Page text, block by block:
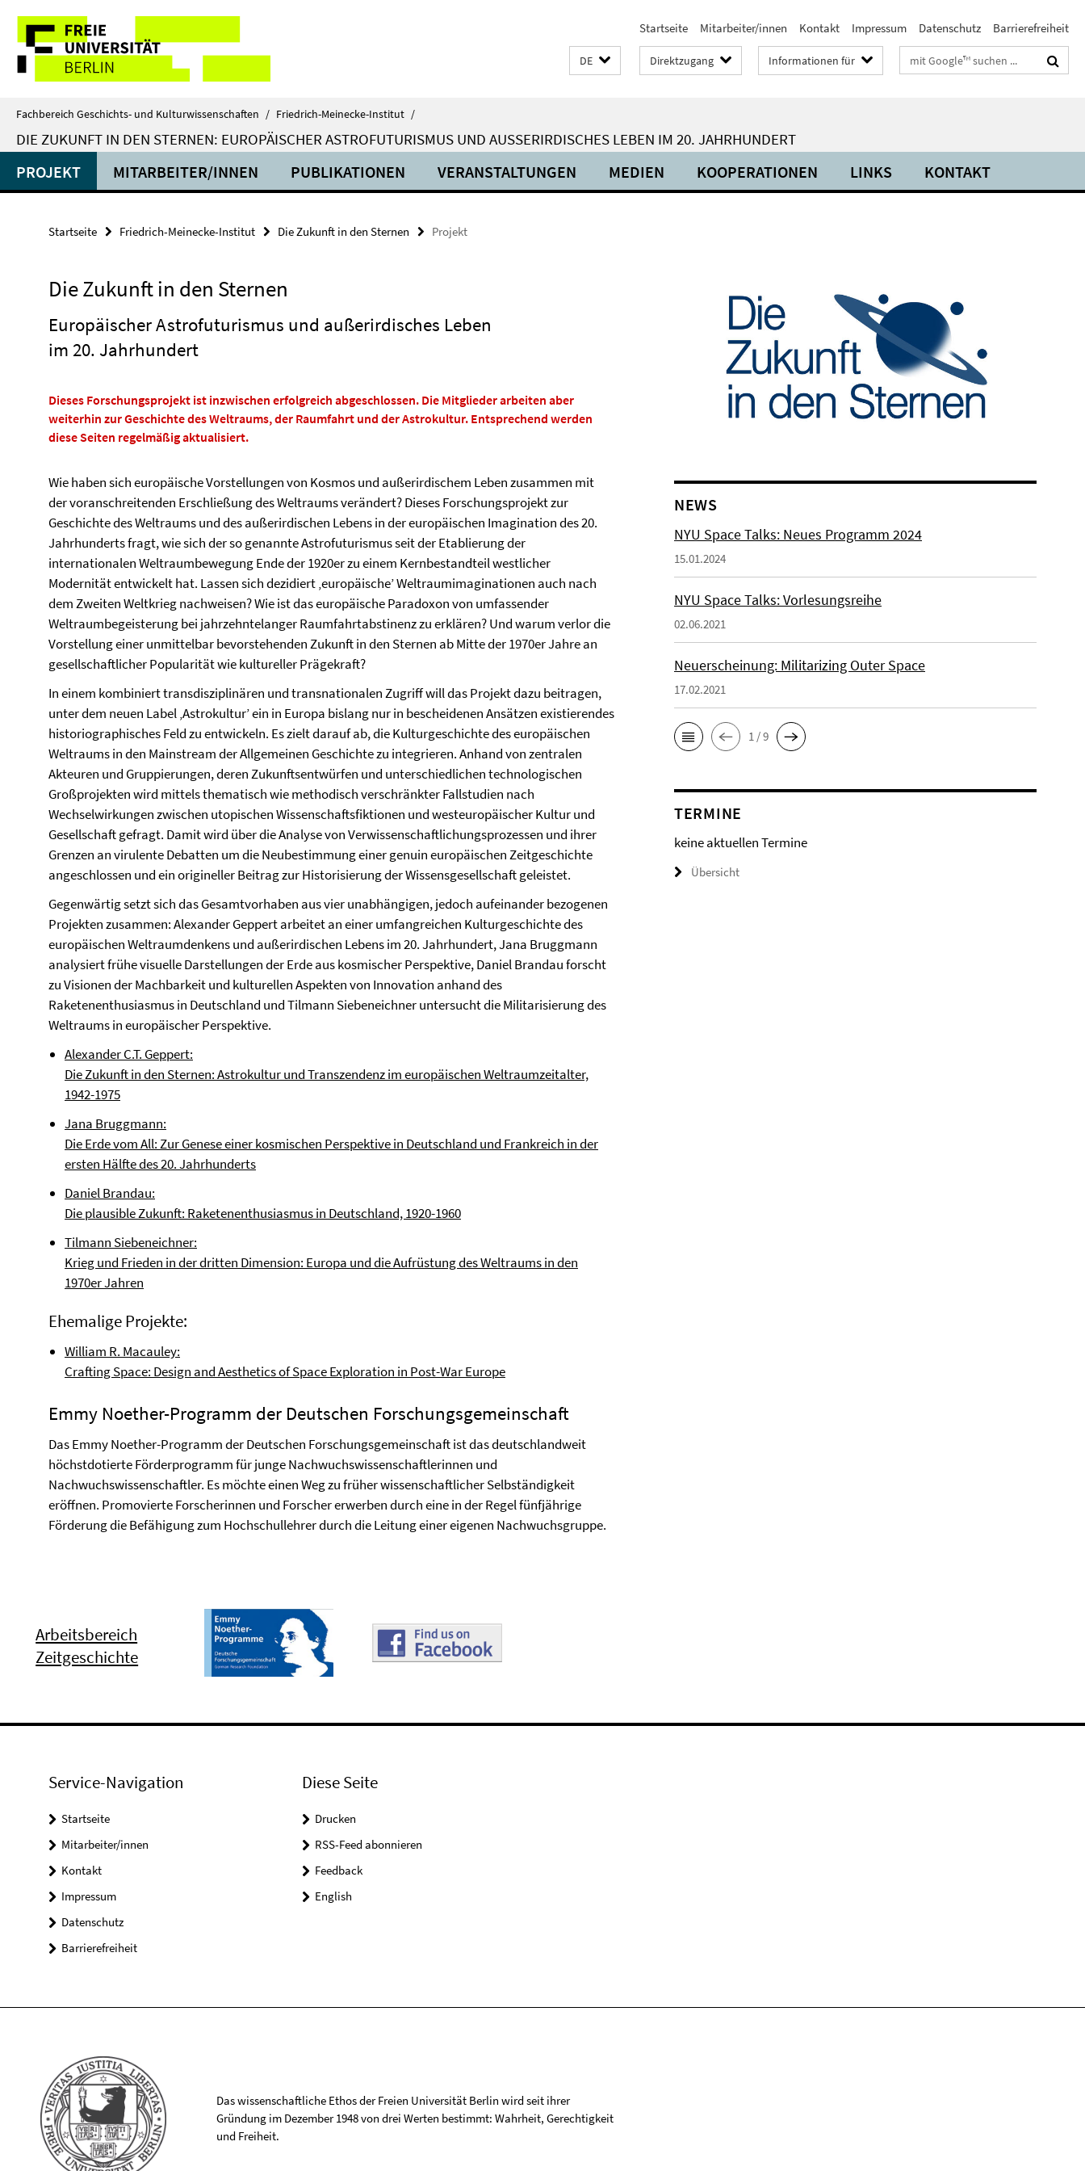
direkt
Inhalt
Service-
Navigation
Startseite Mitarbeiter/innen Kontakt Impressum Datenschutz Barrierefreiheit
DE Direktzugang Informationen für Suchbegriffe
Fachbereich Geschichts- und Kulturwissenschaften / Friedrich-Meinecke-Institut /
DIE ZUKUNFT IN DEN STERNEN: EUROPÄISCHER ASTROFUTURISMUS UND AUSSERIRDISCHES LEBEN IM 20. JAHRHUNDERT
PROJEKT MITARBEITER/INNEN PUBLIKATIONEN VERANSTALTUNGEN MEDIEN KOOPERATIONEN LINKS KONTAKT
Startseite Friedrich-Meinecke-Institut Die Zukunft in den Sternen Projekt
Die Zukunft in den Sternen
Europäischer Astrofuturismus und außerirdisches Leben
im 20. Jahrhundert
Dieses Forschungsprojekt ist inzwischen erfolgreich abgeschlossen. Die Mitglieder arbeiten aber
weiterhin zur Geschichte des Weltraums, der Raumfahrt und der Astrokultur. Entsprechend werden
diese Seiten regelmäßig aktualisiert.
Wie haben sich europäische Vorstellungen von Kosmos und außerirdischem Leben zusammen mit
der voranschreitenden Erschließung des Weltraums verändert? Dieses Forschungsprojekt zur
Geschichte des Weltraums und des außerirdischen Lebens in der europäischen Imagination des 20.
Jahrhunderts fragt, wie sich der so genannte Astrofuturismus seit der Etablierung der
internationalen Weltraumbewegung Ende der 1920er zu einem Kernbestandteil westlicher
Modernität entwickelt hat. Lassen sich dezidiert ‚europäische’ Weltraumimaginationen auch nach
dem Zweiten Weltkrieg nachweisen? Wie ist das europäische Paradoxon von umfassender
Weltraumbegeisterung bei jahrzehntelanger Raumfahrtabstinenz zu erklären? Und warum verlor die
Vorstellung einer unmittelbar bevorstehenden Zukunft in den Sternen ab Mitte der 1970er Jahre an
gesellschaftlicher Popularität wie kultureller Prägekraft?
In einem kombiniert transdisziplinären und transnationalen Zugriff will das Projekt dazu beitragen,
unter dem neuen Label ‚Astrokultur’ ein in Europa bislang nur in bescheidenen Ansätzen existierendes
historiographisches Feld zu entwickeln. Es zielt darauf ab, die Kulturgeschichte des europäischen
Weltraums in den Mainstream der Allgemeinen Geschichte zu integrieren. Anhand von zentralen
Akteuren und Gruppierungen, deren Zukunftsentwürfen und unterschiedlichen technologischen
Großprojekten wird mittels thematisch wie methodisch verschränkter Fallstudien nach
Wechselwirkungen zwischen utopischen Wissenschaftsfiktionen und westeuropäischer Kultur und
Gesellschaft gefragt. Damit wird über die Analyse von Verwissenschaftlichungsprozessen und ihrer
Grenzen an virulente Debatten um die Neubestimmung einer genuin europäischen Zeitgeschichte
angeschlossen und ein origineller Beitrag zur Historisierung der Wissensgesellschaft geleistet.
Gegenwärtig setzt sich das Gesamtvorhaben aus vier unabhängigen, jedoch aufeinander bezogenen
Projekten zusammen: Alexander Geppert arbeitet an einer umfangreichen Kulturgeschichte des
europäischen Weltraumdenkens und außerirdischen Lebens im 20. Jahrhundert, Jana Bruggmann
analysiert frühe visuelle Darstellungen der Erde aus kosmischer Perspektive, Daniel Brandau forscht
zu Visionen der Machbarkeit und kulturellen Aspekten von Innovation anhand des
Raketenenthusiasmus in Deutschland und Tilmann Siebeneichner untersucht die Militarisierung des
Weltraums in europäischer Perspektive.
Alexander C.T. Geppert:
Die Zukunft in den Sternen: Astrokultur und Transzendenz im europäischen Weltraumzeitalter,
1942-1975
Jana Bruggmann:
Die Erde vom All: Zur Genese einer kosmischen Perspektive in Deutschland und Frankreich in der
ersten Hälfte des 20. Jahrhunderts
Daniel Brandau:
Die plausible Zukunft: Raketenenthusiasmus in Deutschland, 1920-1960
Tilmann Siebeneichner:
Krieg und Frieden in der dritten Dimension: Europa und die Aufrüstung des Weltraums in den
1970er Jahren
Ehemalige Projekte:
William R. Macauley:
Crafting Space: Design and Aesthetics of Space Exploration in Post-War Europe
Emmy Noether-Programm der Deutschen Forschungsgemeinschaft
Das Emmy Noether-Programm der Deutschen Forschungsgemeinschaft ist dasdeutschlandweit
höchstdotierte Förderprogramm für junge Nachwuchswissenschaftlerinnen und
Nachwuchswissenschaftler. Es möchte einen Weg zu früher wissenschaftlicher Selbständigkeit
eröffnen. Promovierte Forscherinnen und Forscher erwerben durch eine in der Regel fünfjährige
Förderung die Befähigung zum Hochschullehrer durch die Leitung einer eigenen Nachwuchsgruppe.
NEWS
NYU Space Talks: Neues Programm 2024
15.01.2024
NYU Space Talks: Vorlesungsreihe
02.06.2021
Neuerscheinung: Militarizing Outer Space
17.02.2021
1 / 9
TERMINE
keine aktuellen Termine
Übersicht
Arbeitsbereich
Zeitgeschichte
Service-Navigation
Startseite
Mitarbeiter/innen
Kontakt
Impressum
Datenschutz
Barrierefreiheit
Diese Seite
Drucken
RSS-Feed abonnieren
Feedback
English
Das wissenschaftliche Ethos der Freien Universität Berlin wird seit ihrer
Gründung im Dezember 1948 von drei Werten bestimmt: Wahrheit, Gerechtigkeit
und Freiheit.